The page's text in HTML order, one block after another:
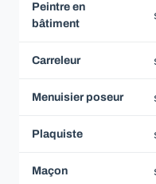
Peintre en
bâtiment
Carreleur
Menuisier poseur
Plaquiste
Maçon